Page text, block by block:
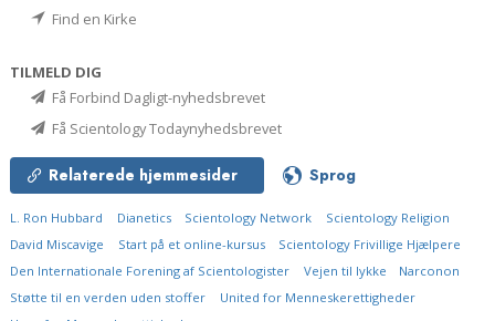
Find en Kirke
TILMELD DIG
Få Forbind Dagligt-nyhedsbrevet
Få Scientology Todaynyhedsbrevet
Relaterede hjemmesider Sprog
L. Ron Hubbard Dianetics Scientology Network
Scientology Religion
David Miscavige
Start på et online-kursus
Scientology Frivillige Hjælpere
Den Internationale Forening af Scientologister
Vejen til lykke
Narconon
Støtte til en verden uden stoffer
United for Menneskerettigheder